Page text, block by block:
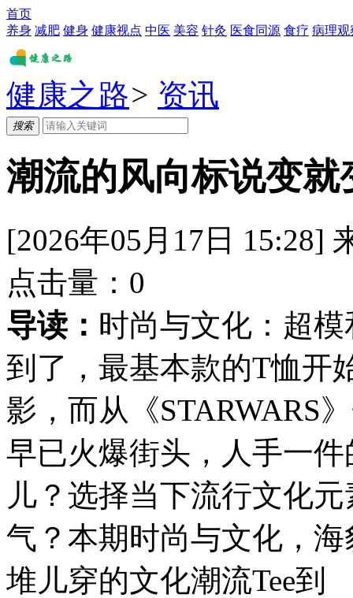
首页
养身 减肥 健身 健康视点 中医 美容 针灸 医食同源 食疗 病理观
健康之路> 资讯
搜索
潮流的风向标说变就
[2026年05月17日 15:28]
点击量： 0
导读： 时尚与文化：超
到了，最基本款的T恤开
影，而从《STARWARS
早已火爆街头，人手一
儿？选择当下流行文化
气？本期时尚与文化，
堆儿穿的文化潮流Tee到